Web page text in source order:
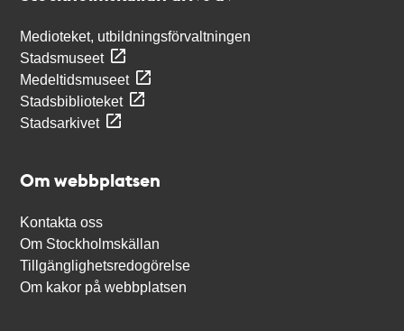
Medioteket, utbildningsförvaltningen
Stadsmuseet
Medeltidsmuseet
Stadsbiblioteket
Stadsarkivet
Om webbplatsen
Kontakta oss
Om Stockholmskällan
Tillgänglighetsredogörelse
Om kakor på webbplatsen